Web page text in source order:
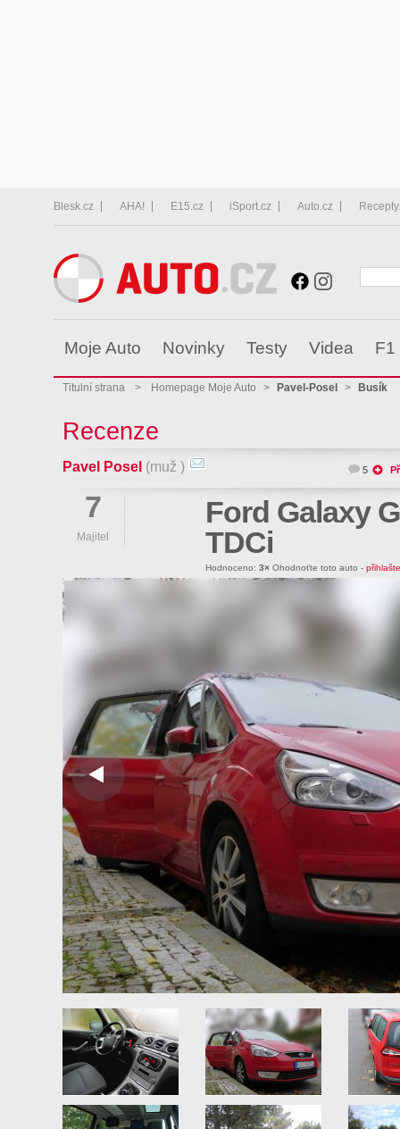
Blesk.cz AHA! E15.cz iSport.cz Auto.cz
Moje Auto Novinky Testy Videa F1
Titulní strana > Homepage Moje Auto > Pavel-Posel > Busík
Recenze
Pavel Posel (muž ) 5
7
Majitel
Ford Galaxy
TDCi
Hodnoceno: 3× Ohodnoťte toto auto -